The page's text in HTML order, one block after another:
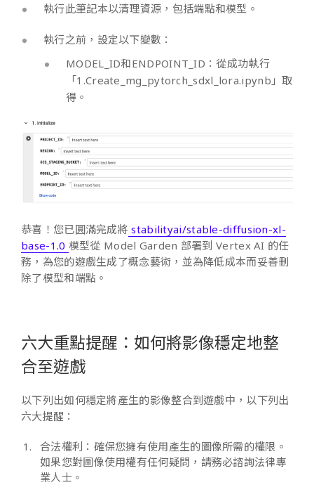
執行此筆記本以清理資源，包括端點和模型。
執行之前，設定以下變數：
MODEL_ID和ENDPOINT_ID：從成功執行
「1.Create_mg_pytorch_sdxl_lora.ipynb」取
得。
恭喜！您已圓滿完成將 stabilityai/stable-diffusion-xl-
base-1.0 模型從 Model Garden 部署到 Vertex AI 的任
務，為您的遊戲生成了概念藝術，並為降低成本而妥善刪
除了模型和端點。
六大重點提醒：如何將影像穩定地整
合至遊戲
以下列出如何穩定將產生的影像整合到遊戲中，以下列出
六大提醒：
合法權利：確保您擁有使用產生的圖像所需的權限。
如果您對圖像使用權有任何疑問，請務必諮詢法律專
業人士。